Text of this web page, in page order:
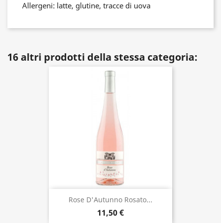
Allergeni: latte, glutine, tracce di uova
16 altri prodotti della stessa categoria:
Rose D'Autunno Rosato...
11,50 €